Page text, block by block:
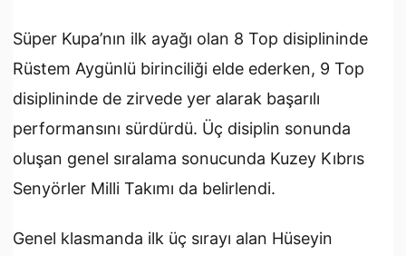
Süper Kupa’nın ilk ayağı olan 8 Top disiplininde
Rüstem Aygünlü birinciliği elde ederken, 9 Top
disiplininde de zirvede yer alarak başarılı
performansını sürdürdü. Üç disiplin sonunda
oluşan genel sıralama sonucunda Kuzey Kıbrıs
Senyörler Milli Takımı da belirlendi.
Genel klasmanda ilk üç sırayı alan Hüseyin